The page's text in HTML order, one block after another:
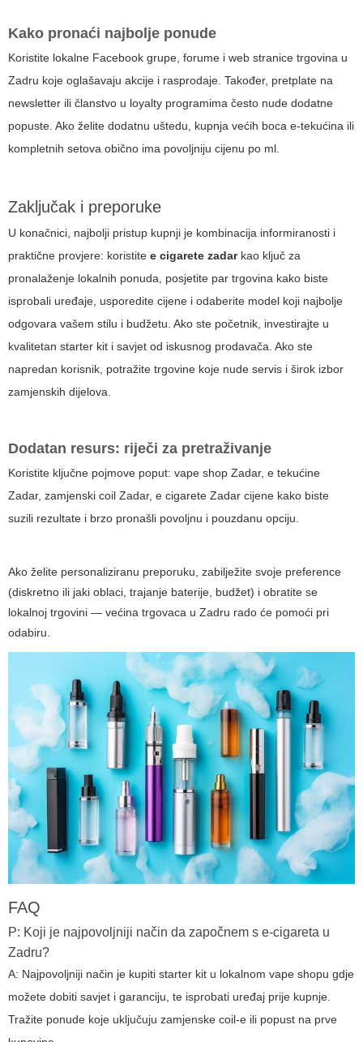
Kako pronaći najbolje ponude
Koristite lokalne Facebook grupe, forume i web stranice trgovina u
Zadru koje oglašavaju akcije i rasprodaje. Također, pretplate na
newsletter ili članstvo u loyalty programima često nude dodatne
popuste. Ako želite dodatnu uštedu, kupnja većih boca e-tekućina ili
kompletnih setova obično ima povoljniju cijenu po ml.
Zaključak i preporuke
U konačnici, najbolji pristup kupnji je kombinacija informiranosti i
praktične provjere: koristite e cigarete zadarkao ključ za
pronalaženje lokalnih ponuda, posjetite par trgovina kako biste
isprobali uređaje, usporedite cijene i odaberite model koji najbolje
odgovara vašem stilu i budžetu. Ako ste početnik, investirajte u
kvalitetan starter kit i savjet od iskusnog prodavača. Ako ste
napredan korisnik, potražite trgovine koje nude servis i širok izbor
zamjenskih dijelova.
Dodatan resurs: riječi za pretraživanje
Koristite ključne pojmove poput: vape shop Zadar, e tekućine
Zadar, zamjenski coil Zadar, e cigarete Zadar cijene kako biste
suzili rezultate i brzo pronašli povoljnu i pouzdanu opciju.
Ako želite personaliziranu preporuku, zabilježite svoje preference
(diskretno ili jaki oblaci, trajanje baterije, budžet) i obratite se
lokalnoj trgovini — većina trgovaca u Zadru rado će pomoći pri
odabiru.
FAQ
P: Koji je najpovoljniji način da započnem s e-cigareta u
Zadru?
A: Najpovoljniji način je kupiti starter kit u lokalnom vape shopu gdje
možete dobiti savjet i garanciju, te isprobati uređaj prije kupnje.
Tražite ponude koje uključuju zamjenske coil-e ili popust na prve